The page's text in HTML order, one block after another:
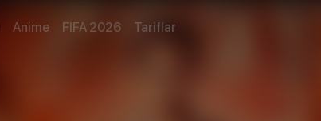
Anime FIFA 2026 Tariflar